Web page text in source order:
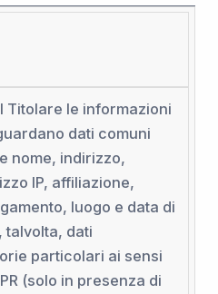
Titolare le informazioni
dati comuni
nome, indirizzo,
IP, affiliazione,
luogo e data di
talvolta, dati
particolari ai sensi
(solo in presenza di